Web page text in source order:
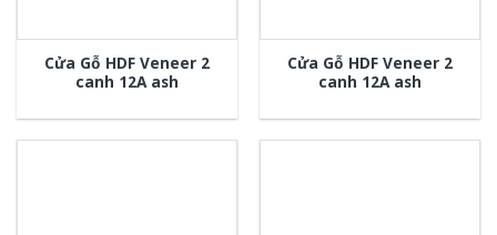
Cửa Gỗ HDF Veneer 2
canh 12A ash
Cửa Gỗ HDF Veneer 2
canh 12A ash